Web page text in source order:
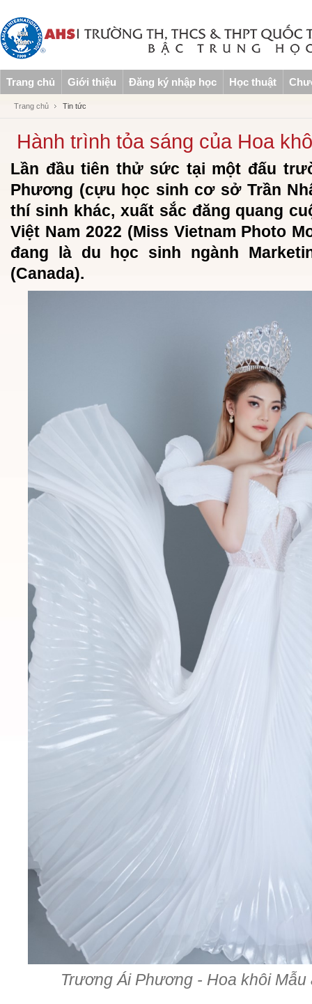
Trang chủ Giới thiệu Đăng ký nhập học Học thuật
Trang chủ Tin tức
Hành trình tỏa sáng của Hoa
Lần đầu tiên thử sức tại một đấu
Phương (cựu học sinh cơ sở Trần
thí sinh khác, xuất sắc đăng quang
Việt Nam 2022 (Miss Vietnam Photo
đang là du học sinh ngành
(Canada).
Trương Ái Phương - Hoa khôi Mẫu